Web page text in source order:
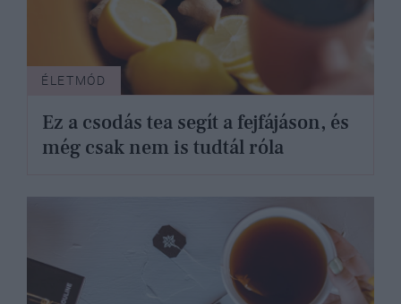
ÉLETMÓD
Ez a csodás tea segít a fejfájáson, és
még csak nem is tudtál róla